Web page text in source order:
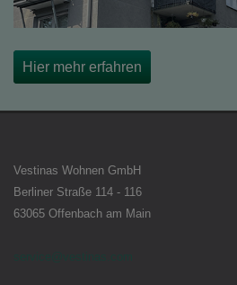
Hier mehr erfahren
Vestinas Wohnen GmbH
Berliner Straße 114 - 116
63065 Offenbach am Main